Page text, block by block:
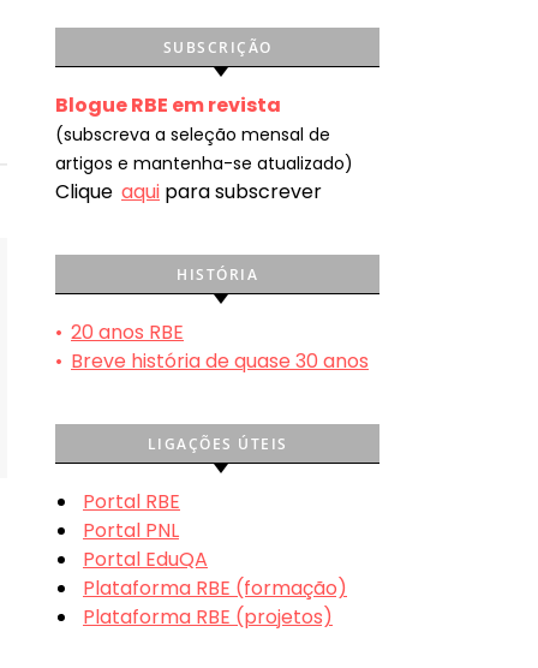
SUBSCRIÇÃO
Blogue RBE em revista
(subscreva a seleção mensal de
artigos e mantenha-se atualizado)
Clique aqui para subscrever
HISTÓRIA
• 20 anos RBE
• Breve história de quase 30 anos
LIGAÇÕES ÚTEIS
Portal RBE
Portal PNL
Portal EduQA
Plataforma RBE (formação)
Plataforma RBE (projetos)